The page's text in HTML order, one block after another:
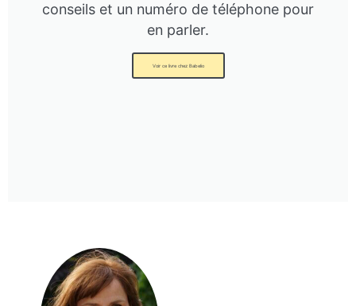
conseils et un numéro de téléphone pour
en parler.
Voir ce livre chez Babelio